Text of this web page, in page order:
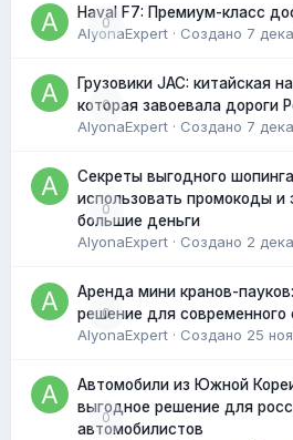
0
Haval F7: Премиум-класс
AlyonaExpert · Создано 7
0
Грузовики JAC: китайская
которая завоевала дороги
AlyonaExpert · Создано 7
0
Секреты выгодного
использовать промокоды и
большие деньги
AlyonaExpert · Создано 2
0
Аренда мини кранов-
решение для современного
AlyonaExpert · Создано 25
0
Автомобили из Южной
выгодное решение для
автомобилистов